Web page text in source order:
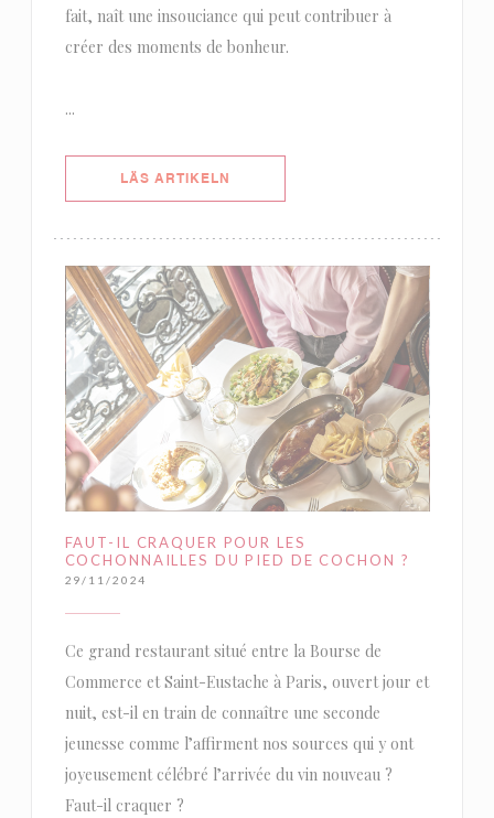
fait, naît une insouciance qui peut contribuer à
créer des moments de bonheur.
...
LÄS ARTIKELN
FAUT-IL CRAQUER POUR LES
COCHONNAILLES DU PIED DE COCHON ?
29/11/2024
Ce grand restaurant situé entre la Bourse de
Commerce et Saint-Eustache à Paris, ouvert jour et
nuit, est-il en train de connaître une seconde
jeunesse comme l’affirment nos sources qui y ont
joyeusement célébré l’arrivée du vin nouveau ?
Faut-il craquer ?